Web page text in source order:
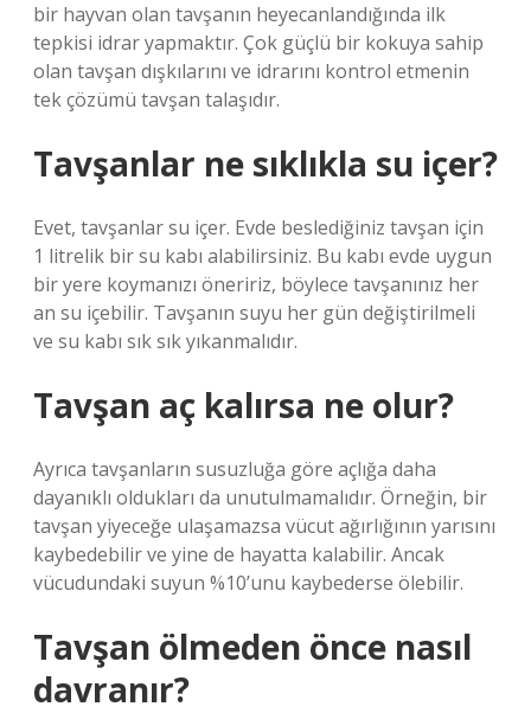
bir hayvan olan tavşanın heyecanlandığında ilk
tepkisi idrar yapmaktır. Çok güçlü bir kokuya sahip
olan tavşan dışkılarını ve idrarını kontrol etmenin
tek çözümü tavşan talaşıdır.
Tavşanlar ne sıklıkla su içer?
Evet, tavşanlar su içer. Evde beslediğiniz tavşan için
1 litrelik bir su kabı alabilirsiniz. Bu kabı evde uygun
bir yere koymanızı öneririz, böylece tavşanınız her
an su içebilir. Tavşanın suyu her gün değiştirilmeli
ve su kabı sık sık yıkanmalıdır.
Tavşan aç kalırsa ne olur?
Ayrıca tavşanların susuzluğa göre açlığa daha
dayanıklı oldukları da unutulmamalıdır. Örneğin, bir
tavşan yiyeceğe ulaşamazsa vücut ağırlığının yarısını
kaybedebilir ve yine de hayatta kalabilir. Ancak
vücudundaki suyun %10’unu kaybederse ölebilir.
Tavşan ölmeden önce nasıl
davranır?